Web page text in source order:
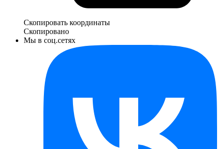
Скопировать координаты
Скопировано
Мы в соц.сетях